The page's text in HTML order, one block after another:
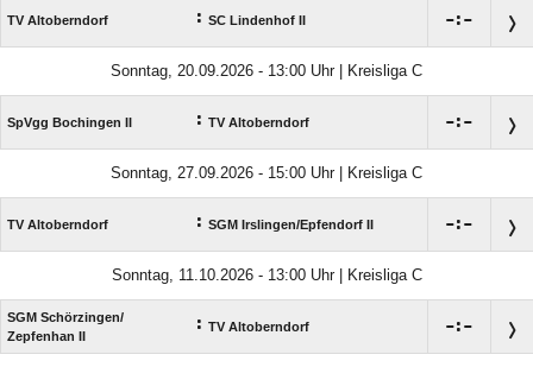
TV Altoberndorf : SC Lindenhof II :
Sonntag, 20.09.2026 - 13:00 Uhr | Kreisliga C
SpVgg Bochingen II : TV Altoberndorf :
Sonntag, 27.09.2026 - 15:00 Uhr | Kreisliga C
TV Altoberndorf : SGM Irslingen/​Epfendorf II :
Sonntag, 11.10.2026 - 13:00 Uhr | Kreisliga C
SGM Schörzingen/​
Zepfenhan II
: TV Altoberndorf :